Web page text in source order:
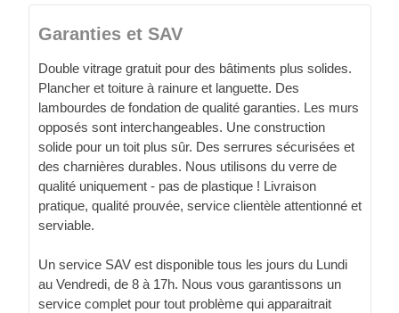
Garanties et SAV
Double vitrage gratuit pour des bâtiments plus solides.
Plancher et toiture à rainure et languette. Des
lambourdes de fondation de qualité garanties. Les murs
opposés sont interchangeables. Une construction
solide pour un toit plus sûr. Des serrures sécurisées et
des charnières durables. Nous utilisons du verre de
qualité uniquement - pas de plastique ! Livraison
pratique, qualité prouvée, service clientèle attentionné et
serviable.
Un service SAV est disponible tous les jours du Lundi
au Vendredi, de 8 à 17h. Nous vous garantissons un
service complet pour tout problème qui apparaitrait